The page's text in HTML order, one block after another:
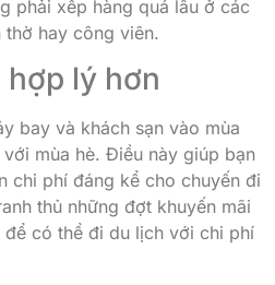
phải xếp hàng quá lâu ở các
thờ hay công viên.
hợp lý hơn
bay và khách sạn vào mùa
mùa hè. Điều này giúp bạn
chi phí đáng kể cho chuyến đi
thủ những đợt khuyến mãi
có thể đi du lịch với chi phí